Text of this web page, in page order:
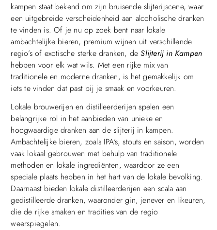
kampen staat bekend om zijn bruisende slijterijscene, waar
een uitgebreide verscheidenheid aan alcoholische dranken
te vinden is. Of je nu op zoek bent naar lokale
ambachtelijke bieren, premium wijnen uit verschillende
regio’s of exotische sterke dranken, deSlijterij in Kampen
hebben voor elk wat wils. Met een rijke mix van
traditionele en moderne dranken, is het gemakkelijk om
iets te vinden dat past bij je smaak en voorkeuren.
Lokale brouwerijen en distilleerderijen spelen een
belangrijke rol in het aanbieden van unieke en
hoogwaardige dranken aan de slijterij in kampen.
Ambachtelijke bieren, zoals IPA’s, stouts en saison, worden
vaak lokaal gebrouwen met behulp van traditionele
methoden en lokale ingrediënten, waardoor ze een
speciale plaats hebben in het hart van de lokale bevolking.
Daarnaast bieden lokale distilleerderijen een scala aan
gedistilleerde dranken, waaronder gin, jenever en likeuren,
die de rijke smaken en tradities van de regio
weerspiegelen.